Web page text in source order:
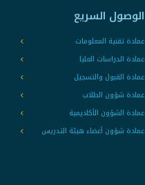
الوصول السريع
عمادة تقنية المعلومات
عمادة الدراسات العليا
عمادة القبول والتسجيل
عمادة شؤون الطلاب
عمادة الشؤون الأكاديمية
عمادة شؤون أعضاء هيئة التدريس